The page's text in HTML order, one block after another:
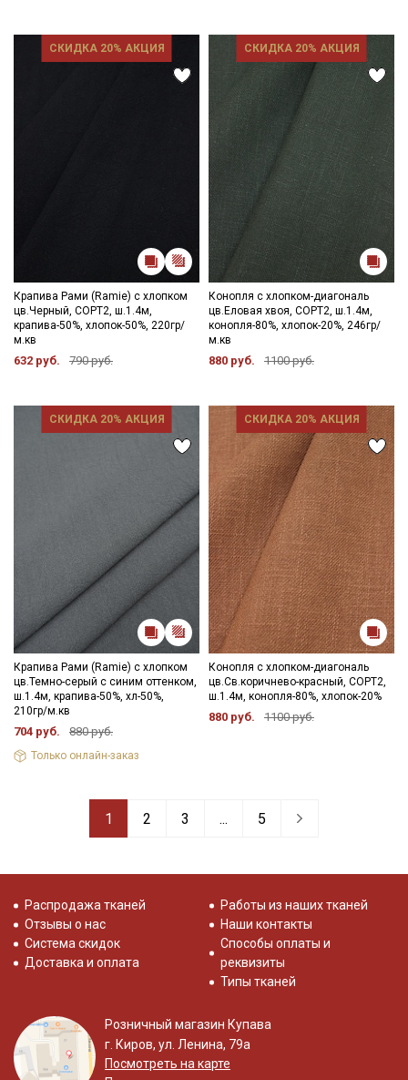
СКИДКА 20% АКЦИЯ
Крапива Рами (Ramie) с хлопком
цв.Черный, СОРТ2, ш.1.4м,
крапива-50%, хлопок-50%, 220гр/
м.кв
632 руб. 790 руб.
СКИДКА 20% АКЦИЯ
Конопля с хлопком-диагональ
цв.Еловая хвоя, СОРТ2, ш.1.4м,
конопля-80%, хлопок-20%, 246гр/
м.кв
880 руб. 1100 руб.
СКИДКА 20% АКЦИЯ
Крапива Рами (Ramie) с хлопком
цв.Темно-серый с синим оттенком,
ш.1.4м, крапива-50%, хл-50%,
210гр/м.кв
704 руб. 880 руб.
Только онлайн-заказ
СКИДКА 20% АКЦИЯ
Конопля с хлопком-диагональ
цв.Св.коричнево-красный, СОРТ2,
ш.1.4м, конопля-80%, хлопок-20%
880 руб. 1100 руб.
1 2 3 ... 5
Распродажа тканей
Отзывы о нас
Система скидок
Доставка и оплата
Работы из наших тканей
Наши контакты
Способы оплаты и
реквизиты
Типы тканей
Розничный магазин Купава
г. Киров, ул. Ленина, 79а
Посмотреть на карте